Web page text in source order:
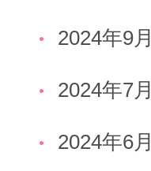
2024年9月
2024年7月
2024年6月